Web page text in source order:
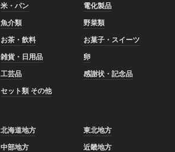
米・パン
電化製品
魚介類
野菜類
お茶・飲料
お菓子・スイーツ
雑貨・日用品
卵
工芸品
感謝状・記念品
セット類 その他
北海道地方
東北地方
中部地方
近畿地方